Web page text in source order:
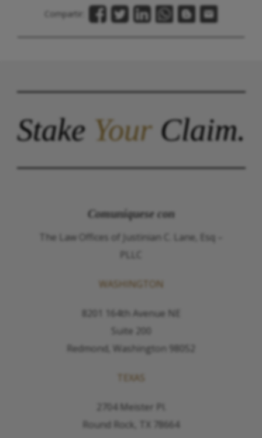
Compartir:
StakeYourClaim.
Comuníquese con
The Law Offices of Justinian C. Lane, Esq –
PLLC
WASHINGTON
8201 164th Avenue NE
Suite 200
Redmond, Washington 98052
TEXAS
2704 Meister Pl.
Round Rock, TX 78664